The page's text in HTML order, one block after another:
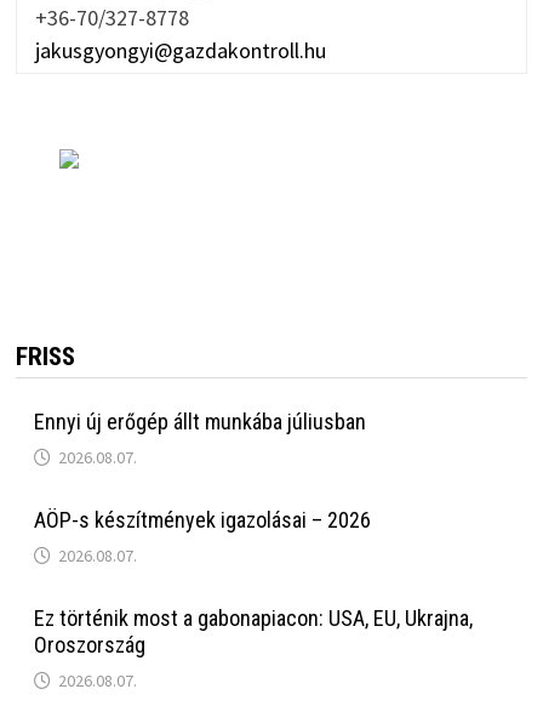
+36-70/327-8778
jakusgyongyi@gazdakontroll.hu
FRISS
Ennyi új erőgép állt munkába júliusban
2026.08.07.
AÖP-s készítmények igazolásai – 2026
2026.08.07.
Ez történik most a gabonapiacon: USA, EU, Ukrajna,
Oroszország
2026.08.07.